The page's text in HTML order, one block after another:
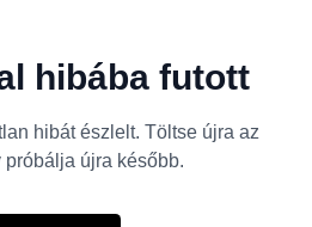
hibába futott
hibát észlelt. Töltse újra az
próbálja újra később.